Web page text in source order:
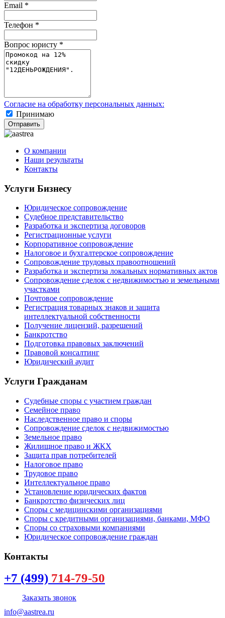
Email *
Телефон *
Вопрос юристу *
Согласие на обработку персональных данных:
Принимаю
Отправить
О компании
Наши результаты
Контакты
Услуги Бизнесу
Юридическое сопровождение
Судебное представительство
Разработка и экспертиза договоров
Регистрационные услуги
Корпоративное сопровождение
Налоговое и бухгалтерское сопровождение
Сопровождение трудовых правоотношений
Разработка и экспертиза локальных нормативных актов
Сопровождение сделок с недвижимостью и земельными
участками
Почтовое сопровождение
Регистрация товарных знаков и защита
интеллектуальной собственности
Получение лицензий, разрешений
Банкротство
Подготовка правовых заключений
Правовой консалтинг
Юридический аудит
Услуги Гражданам
Судебные споры с участием граждан
Семейное право
Наследственное право и споры
Сопровождение сделок с недвижимостью
Земельное право
Жилищное право и ЖКХ
Защита прав потребителей
Налоговое право
Трудовое право
Интеллектуальное право
Установление юридических фактов
Банкротство физических лиц
Споры с медицинскими организациями
Споры с кредитными организациями, банками, МФО
Споры со страховыми компаниями
Юридическое сопровождение граждан
Контакты
+7 (499) 714-79-50
Заказать звонок
info@aastrea.ru